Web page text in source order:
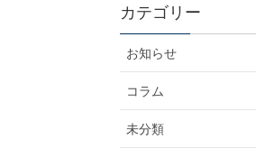
カテゴリー
お知らせ
コラム
未分類